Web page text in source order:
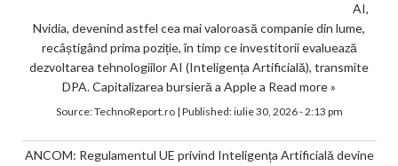
AI,
Nvidia, devenind astfel cea mai valoroasă companie din lume,
recâștigând prima poziție, în timp ce investitorii evaluează
dezvoltarea tehnologiilor AI (Inteligența Artificială), transmite
DPA. Capitalizarea bursieră a Apple a Read more »
Source:TechnoReport.ro| Published:iulie 30, 2026 - 2:13 pm
ANCOM: Regulamentul UE privind Inteligența Artificială devine